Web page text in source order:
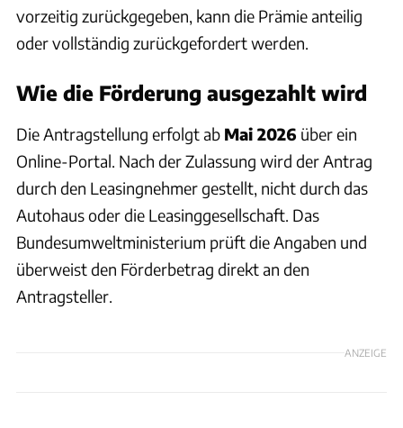
vorzeitig zurückgegeben, kann die Prämie anteilig
oder vollständig zurückgefordert werden.
Wie die Förderung ausgezahlt wird
Die Antragstellung erfolgt ab Mai 2026 über ein
Online-Portal. Nach der Zulassung wird der Antrag
durch den Leasingnehmer gestellt, nicht durch das
Autohaus oder die Leasinggesellschaft. Das
Bundesumweltministerium prüft die Angaben und
überweist den Förderbetrag direkt an den
Antragsteller.
ANZEIGE